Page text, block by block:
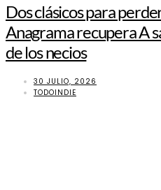
Dos clásicos para
Anagrama recupera A
de los necios
30 JULIO, 2026
TODOINDIE